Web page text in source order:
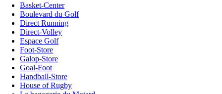
Basket-Center
Boulevard du Golf
Direct Running
Direct-Volley
Espace Golf
Foot-Store
Galop-Store
Goal-Foot
Handball-Store
House of Rugby